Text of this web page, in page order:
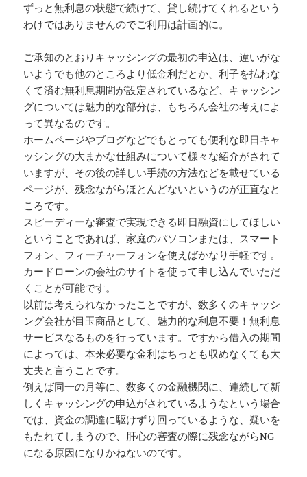
ずっと無利息の状態で続けて、貸し続けてくれるという
わけではありませんのでご利用は計画的に。
ご承知のとおりキャッシングの最初の申込は、違いがな
いようでも他のところより低金利だとか、利子を払わな
くて済む無利息期間が設定されているなど、キャッシン
グについては魅力的な部分は、もちろん会社の考えによ
って異なるのです。
ホームページやブログなどでもとっても便利な即日キャ
ッシングの大まかな仕組みについて様々な紹介がされて
いますが、その後の詳しい手続の方法などを載せている
ページが、残念ながらほとんどないというのが正直なと
ころです。
スピーディーな審査で実現できる即日融資にしてほしい
ということであれば、家庭のパソコンまたは、スマート
フォン、フィーチャーフォンを使えばかなり手軽です。
カードローンの会社のサイトを使って申し込んでいただ
くことが可能です。
以前は考えられなかったことですが、数多くのキャッシ
ング会社が目玉商品として、魅力的な利息不要！無利息
サービスなるものを行っています。ですから借入の期間
によっては、本来必要な金利はちっとも収めなくても大
丈夫と言うことです。
例えば同一の月等に、数多くの金融機関に、連続して新
しくキャッシングの申込がされているようなという場合
では、資金の調達に駆けずり回っているような、疑いを
もたれてしまうので、肝心の審査の際に残念ながらNG
になる原因になりかねないのです。